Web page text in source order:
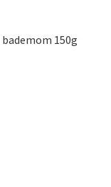
150g